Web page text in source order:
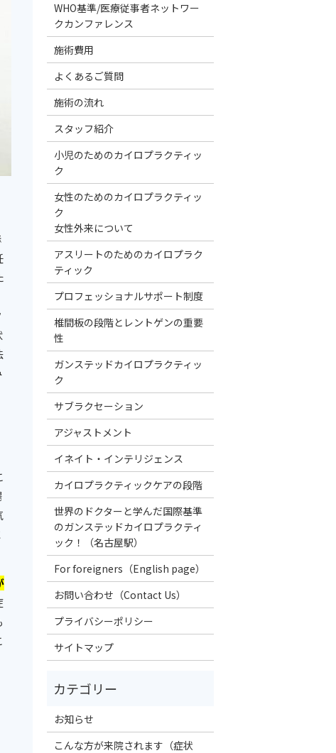
WHO基準/医療従事者ネットワー
クカンファレンス
施術費用
よくあるご質問
施術の流れ
スタッフ紹介
小児のためのカイロプラクティッ
ク
女性のためのカイロプラクティッ
ク
女性外来について
アスリートのためのカイロプラク
ティック
プロフェッショナルサポート制度
椎間板の段階とレントゲンの重要
性
ガンステッドカイロプラクティッ
ク
サブラクセーション
アジャストメント
イネイト・インテリジェンス
カイロプラクティックケアの段階
世界のドクターと学んだ国際基準
のガンステッドカイロプラクティ
ック！（名古屋駅）
For foreigners（English page）
お問い合わせ（Contact Us）
プライバシーポリシー
サイトマップ
お知らせ
こんな方が来院されます（症状